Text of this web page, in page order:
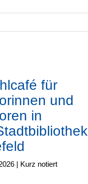
für
und
in
| Kurz notiert